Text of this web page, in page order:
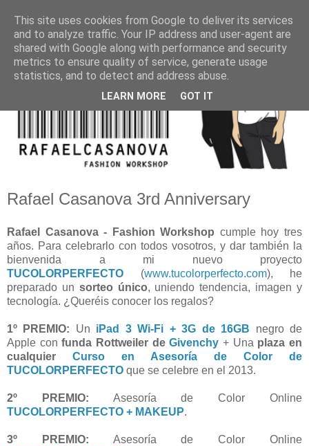
Rafael Casanova 3rd Anniversary
Rafael Casanova - Fashion Workshop cumple hoy tres
años. Para celebrarlo con todos vosotros, y dar también la
bienvenida a mi nuevo proyecto
TUCOLORPERFECTO (www.tucolorperfecto.com), he
preparado un sorteo único, uniendo tendencia, imagen y
tecnología. ¿Queréis conocer los regalos?
1º PREMIO: Un iPad 3 Wi-Fi + 3G de 16GB negrode
Apple confunda Rottweiler deGivenchy + Una plaza en
cualquier Curso en Asesoría de Color de
TUCOLORPERFECTO que se celebre en el 2013.
2º PREMIO: Asesoría de Color Online
TUCOLORPERFECTO + MAKEUP.
3º PREMIO: Asesoría de Color Online
This site uses cookies from Google to deliver its services
and to analyze traffic. Your IP address and user-agent are
shared with Google along with performance and security
metrics to ensure quality of service, generate usage
statistics, and to detect and address abuse.
LEARN MORE GOT IT